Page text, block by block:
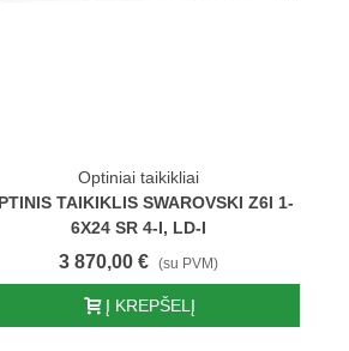
Optiniai taikikliai
TAIKIKLIS SWAROVSKI Z6I 1-
6X24 SR 4-I, LD-I
3 870,00 € (su PVM)
Į KREPŠELĮ